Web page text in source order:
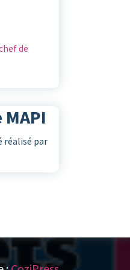
de
réalisé par